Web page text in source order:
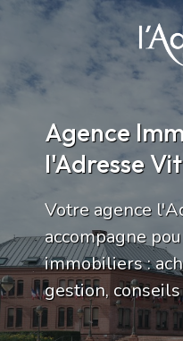
Agence
l'Adresse
Votre agence
accompagne
immobiliers :
gestion,